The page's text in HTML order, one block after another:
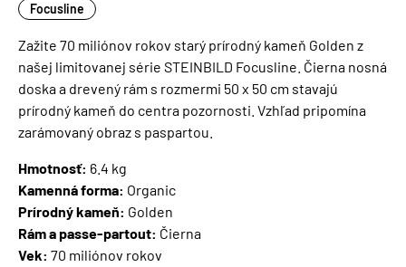
Focusline
Zažite 70 miliónov rokov starý prírodný kameň Golden z
našej limitovanej série STEINBILD Focusline. Čierna nosná
doska a drevený rám s rozmermi 50 x 50 cm stavajú
prírodný kameň do centra pozornosti. Vzhľad pripomína
zarámovaný obraz s paspartou.
Hmotnosť: 6.4 kg
Kamenná forma: Organic
Prírodný kameň: Golden
Rám a passe-partout: Čierna
Vek: 70 miliónov rokov